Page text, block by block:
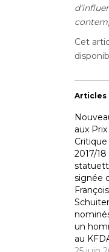
Cet
Articles
aux
Critique
2017/18
signée
François
un
au